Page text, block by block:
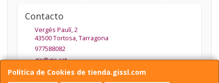
Política de Cookies de tienda.gissl.com
Contacto
Vergés Paulí, 2
43500Tortosa,Tarragona
977588082
gis@gis.cat